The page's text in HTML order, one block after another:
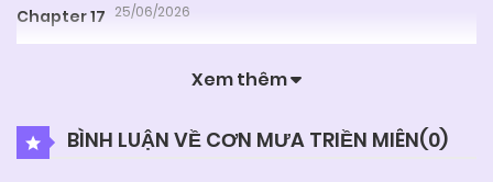
Chapter 17 25/06/2026
Xem thêm
BÌNH LUẬN VỀ CƠN MƯA TRIỀN MIÊN(0)